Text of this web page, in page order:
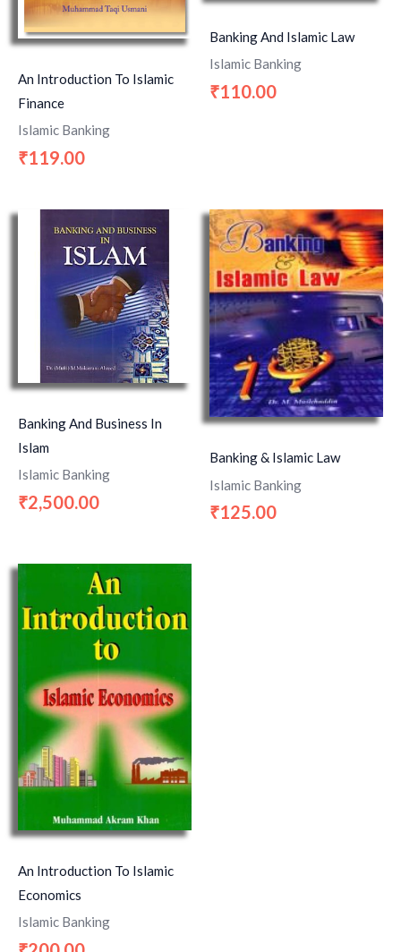
An Introduction To Islamic
Finance
Islamic Banking
₹119.00
Banking And Islamic Law
Islamic Banking
₹110.00
Banking And Business In
Islam
Islamic Banking
₹2,500.00
Banking & Islamic Law
Islamic Banking
₹125.00
An Introduction To Islamic
Economics
Islamic Banking